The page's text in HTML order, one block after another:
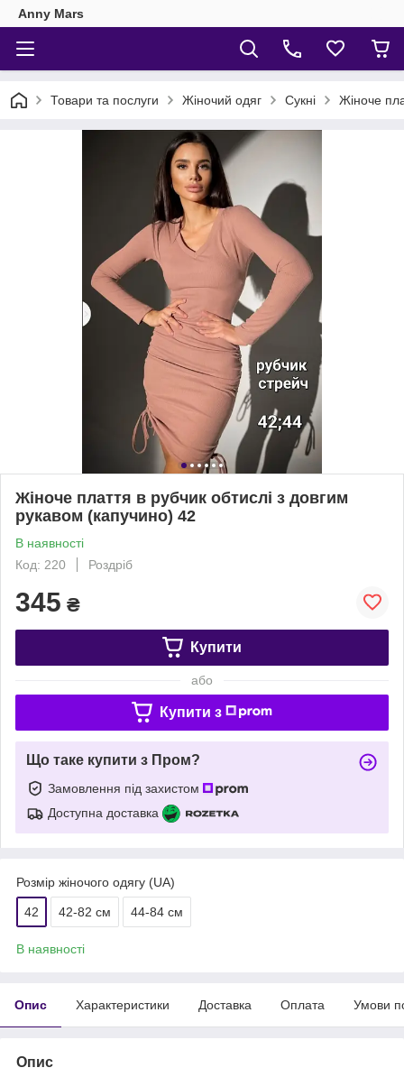
Anny Mars
Товари та послуги Жіночий одяг Сукні Жіноче
Жіноче плаття в рубчик обтислі з довгим
рукавом (капучино) 42
В наявності
Код: 220
Роздріб
345 ₴
Купити
або
Купити з
Що таке купити з Пром?
Замовлення під захистом
Доступна доставка
Розмір жіночого одягу (UA)
42 42-82 см 44-84 см
В наявності
Опис Характеристики Доставка Оплата Умови
Опис